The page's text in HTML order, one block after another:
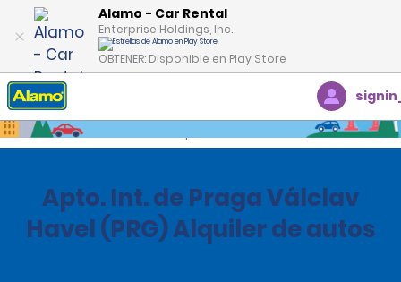
Alamo - Car Rental
Enterprise Holdings, Inc.
OBTENER: Disponible en Play Store
Inicio Oficinas
Apto. Int. de Praga Válclav
Havel (PRG) Alquiler de autos